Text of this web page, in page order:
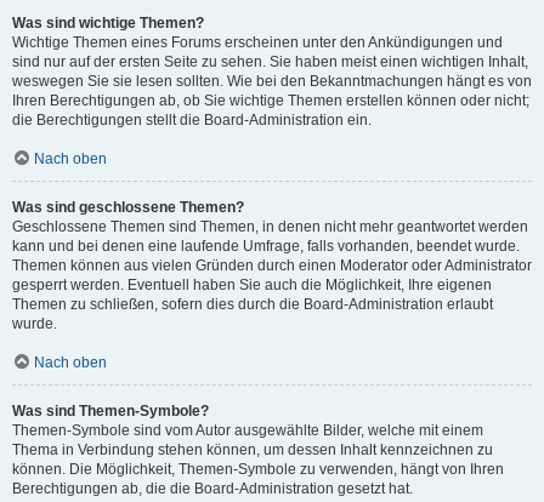
Was sind wichtige Themen?
Wichtige Themen eines Forums erscheinen unter den Ankündigungen und
sind nur auf der ersten Seite zu sehen. Sie haben meist einen wichtigen Inhalt,
weswegen Sie sie lesen sollten. Wie bei den Bekanntmachungen hängt es von
Ihren Berechtigungen ab, ob Sie wichtige Themen erstellen können oder nicht;
die Berechtigungen stellt die Board-Administration ein.
Nach oben
Was sind geschlossene Themen?
Geschlossene Themen sind Themen, in denen nicht mehr geantwortet werden
kann und bei denen eine laufende Umfrage, falls vorhanden, beendet wurde.
Themen können aus vielen Gründen durch einen Moderator oder Administrator
gesperrt werden. Eventuell haben Sie auch die Möglichkeit, Ihre eigenen
Themen zu schließen, sofern dies durch die Board-Administration erlaubt
wurde.
Nach oben
Was sind Themen-Symbole?
Themen-Symbole sind vom Autor ausgewählte Bilder, welche mit einem
Thema in Verbindung stehen können, um dessen Inhalt kennzeichnen zu
können. Die Möglichkeit, Themen-Symbole zu verwenden, hängt von Ihren
Berechtigungen ab, die die Board-Administration gesetzt hat.